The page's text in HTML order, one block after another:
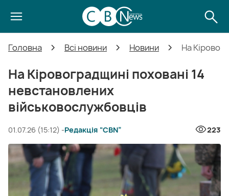
Головна Всі новини Новини На
На Кіровоградщині поховані 14
невстановлених
військовослужбовців
01.07.26 (15:12) -Редакція “CBN” 223